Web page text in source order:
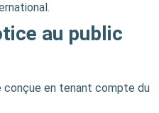
au public
en tenant compte du